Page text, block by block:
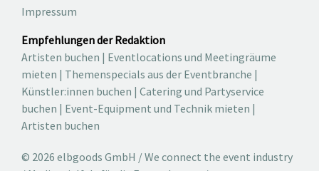
Impressum
Empfehlungen der Redaktion
Artisten buchen | Eventlocations und Meetingräume
mieten | Themenspecials aus der Eventbranche |
Künstler:innen buchen | Catering und Partyservice
buchen | Event-Equipment und Technik mieten |
Artisten buchen
© 2026 elbgoods GmbH / We connect the event industry